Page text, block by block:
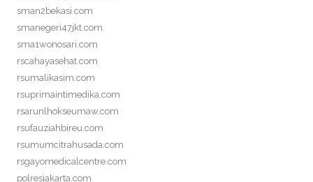
sman2bekasi.com
smanegeri47jkt.com
sma1wonosari.com
rscahayasehat.com
rsumalikasim.com
rsuprimaintimedika.com
rsarunlhokseumaw.com
rsufauziahbireu.com
rsumumcitrahusada.com
rsgayomedicalcentre.com
polresjakarta.com